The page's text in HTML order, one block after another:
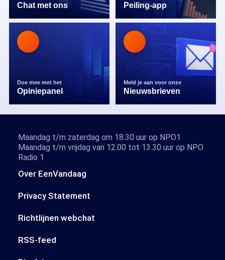
Chat met ons Peiling-app
Doe mee met het
Opiniepanel
Meld je aan voor onze
Nieuwsbrieven
Over EenVandaag
Privacy Statement
Richtlijnen webchat
RSS-feed
Maandag t/m zaterdag om 18.30 uur op NPO1
Maandag t/m vrijdag van 12.00 tot 13.30 uur op NPO
Radio 1